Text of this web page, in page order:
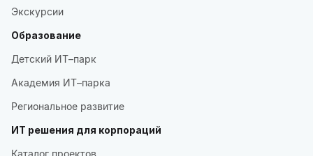
Экскурсии
Образование
Детский ИТ–парк
Академия ИТ–парка
Региональное развитие
ИТ решения для корпораций
Каталог проектов